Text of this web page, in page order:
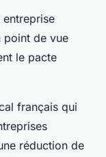
entreprise
point de vue
le pacte
français qui
réduction de